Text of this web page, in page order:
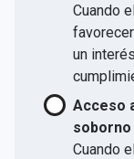
Cuando
un
Acceso
soborno
Cuando